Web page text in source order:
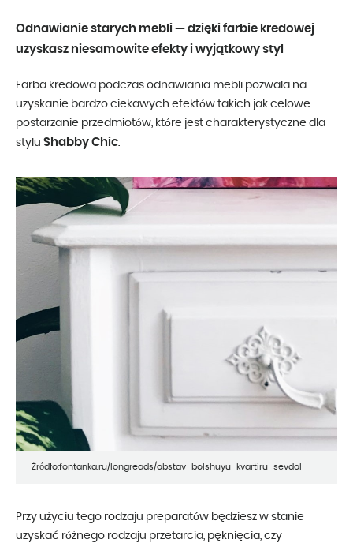
Odnawianie starych mebli — dzięki farbie kredowej
uzyskasz niesamowite efekty i wyjątkowy styl
Farba kredowa podczas odnawiania mebli pozwala na
uzyskanie bardzo ciekawych efektów takich jak celowe
postarzanie przedmiotów, które jest charakterystyczne dla
stylu Shabby Chic
Źródło:fontanka.ru/longreads/obstav_bolshuyu_kvartiru_sevdol
Przy użyciu tego rodzaju preparatów będziesz w stanie
uzyskać różnego rodzaju przetarcia, pęknięcia, czy